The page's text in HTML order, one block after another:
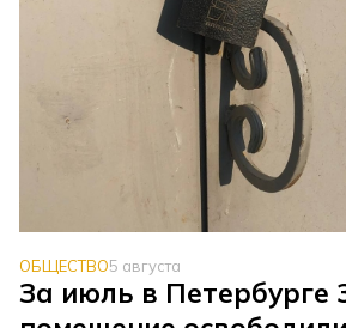
ОБЩЕСТВО5 августа
За июль в Петербурге